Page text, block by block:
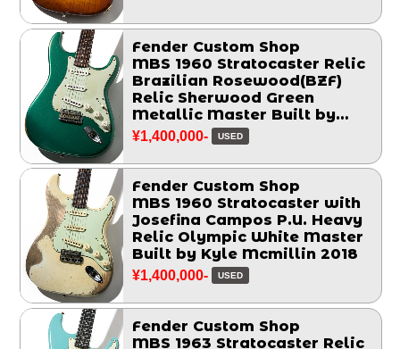
Fender Custom Shop
MBS 1960 Stratocaster Relic
Brazilian Rosewood(BZF)
Relic Sherwood Green
Metallic Master Built by
Chris Fleming 2006
¥1,400,000- USED
Fender Custom Shop
MBS 1960 Stratocaster with
Josefina Campos P.U. Heavy
Relic Olympic White Master
Built by Kyle Mcmillin 2018
¥1,400,000- USED
Fender Custom Shop
MBS 1963 Stratocaster Relic